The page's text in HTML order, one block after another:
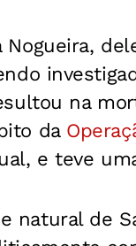
Nogueira,
na
da
e teve
natural de